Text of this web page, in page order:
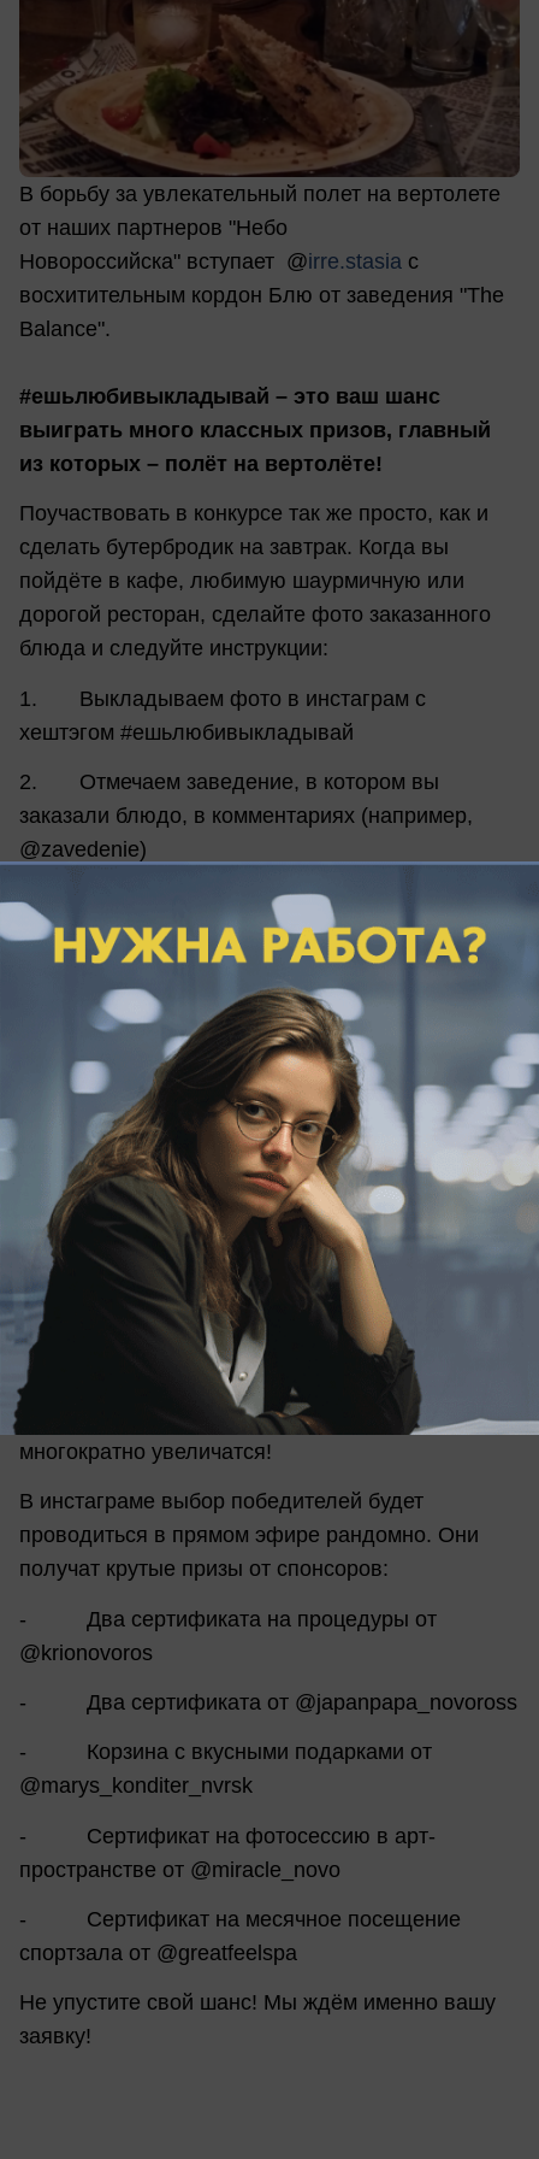
В борьбу за увлекательный полет на вертолете
от наших партнеров "Небо
Новороссийска" вступает @irre.stasia c
восхитительным кордон Блю от заведения "The
Balance".
#ешьлюбивыкладывай – это ваш шанс
выиграть много классных призов, главный
из которых – полёт на вертолёте!
Поучаствовать в конкурсе так же просто, как и
сделать бутербродик на завтрак. Когда вы
пойдёте в кафе, любимую шаурмичную или
дорогой ресторан, сделайте фото заказанного
блюда и следуйте инструкции:
1. Выкладываем фото в инстаграм с
хештэгом #ешьлюбивыкладывай
2. Отмечаем заведение, в котором вы
заказали блюдо, в комментариях (например,
@zavedenie)
3. Подписываемся на БЛОКНОТ
НОВОРОССИЙСК и не забываем отметить его в
комментариях @bloknot_novorossiysk
4. Отправляем фото-заявку в Whatsapp на
номер +7(988)310-18-00
5. Выбираем наряд для полёта
6. Не забываем открыть свой аккаунт на
время конкурса, если он закрыт
Итоги конкурса будут подводиться 31 августа.
Главный приз – ПОЛЁТ НА ВЕРТОЛЁТЕ от
@nebo_novoross будет разыгрываться в ходе
голосования на сайте БЛОКНОТАhttp://bloknot-
novorossiysk.ru/
. Поэтому если вы отправите
фото-заявку в Whatsupp, то шансы полетать
многократно увеличатся!
В инстаграме выбор победителей будет
проводиться в прямом эфире рандомно. Они
получат крутые призы от спонсоров:
- Два сертификата на процедуры от
@krionovoros
- Два сертификата от @japanpapa_novoross
- Корзина с вкусными подарками от
@marys_konditer_nvrsk
- Сертификат на фотосессию в арт-
пространстве от @miracle_novo
- Сертификат на месячное посещение
спортзала от @greatfeelspa
Не упустите свой шанс! Мы ждём именно вашу
заявку!